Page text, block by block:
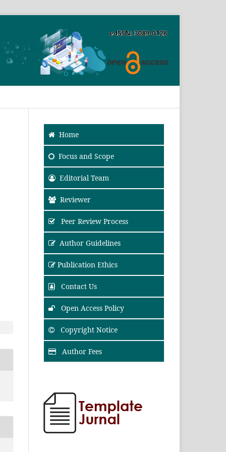
Home
Focus and Scope
Editorial Team
Reviewer
Peer Review Process
Author Guidelines
Publication Ethics
Contact Us
Open Access Policy
Copyright Notice
Author Fees